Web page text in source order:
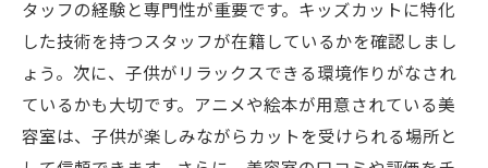
タッフの経験と専門性が重要です。キッズカットに特化
した技術を持つスタッフが在籍しているかを確認しまし
ょう。次に、子供がリラックスできる環境作りがなされ
ているかも大切です。アニメや絵本が用意されている美
容室は、子供が楽しみながらカットを受けられる場所と